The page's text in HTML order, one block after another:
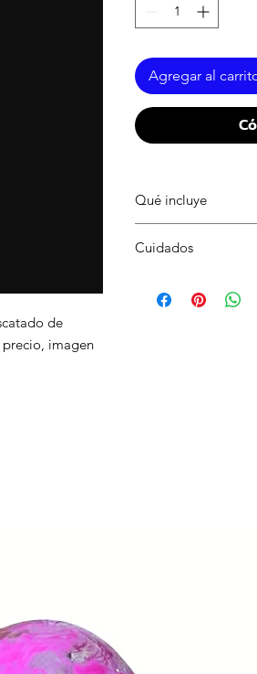
de
imagen
Agregar al
Qué incluye
Cuidados
adulta y lejos de